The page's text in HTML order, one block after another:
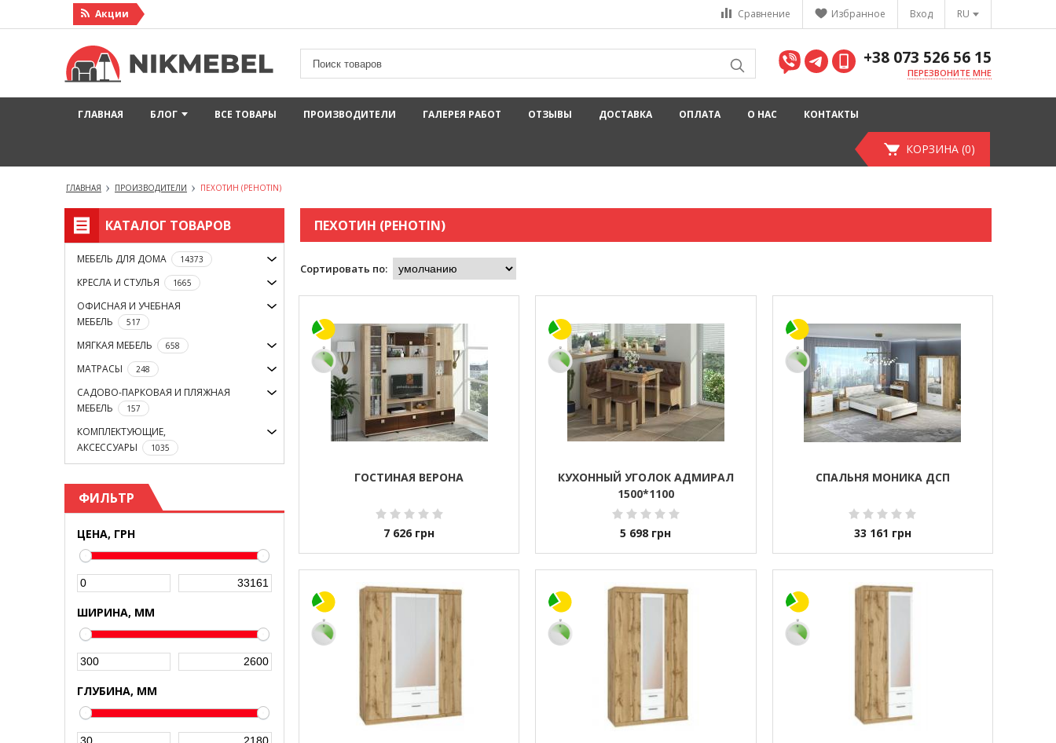
Акции RU
Вход
Избранное
Сравнение
+38 073 526 56 15
ПЕРЕЗВОНИТЕ МНЕ
ГЛАВНАЯ БЛОГ ВСЕ ТОВАРЫ ПРОИЗВОДИТЕЛИ ГАЛЕРЕЯ РАБОТ ОТЗЫВЫ ДОСТАВКА ОПЛАТА О НАС КОНТАКТЫ
КОРЗИНА (0)
ГЛАВНАЯ ПРОИЗВОДИТЕЛИ ПЕХОТИН (PEHOTIN)
КАТАЛОГ ТОВАРОВ
МЕБЕЛЬ ДЛЯ ДОМА 14373
КРЕСЛА И СТУЛЬЯ 1665
ОФИСНАЯ И УЧЕБНАЯ
МЕБЕЛЬ
517
МЯГКАЯ МЕБЕЛЬ 658
МАТРАСЫ 248
САДОВО-ПАРКОВАЯ И ПЛЯЖНАЯ
МЕБЕЛЬ
157
КОМПЛЕКТУЮЩИЕ,
АКСЕССУАРЫ
1035
ФИЛЬТР
ЦЕНА, ГРН
ШИРИНА, ММ
ГЛУБИНА, ММ
ПЕХОТИН (PEHOTIN)
Сортировать по:
ГОСТИНАЯ ВЕРОНА
7 626 грн
КУХОННЫЙ УГОЛОК АДМИРАЛ
1500*1100
5 698 грн
СПАЛЬНЯ МОНИКА ДСП
33 161 грн